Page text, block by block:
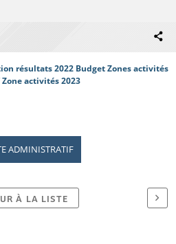
résultats 2022 Budget Zones activités
activités 2023
ADMINISTRATIF
À LA LISTE